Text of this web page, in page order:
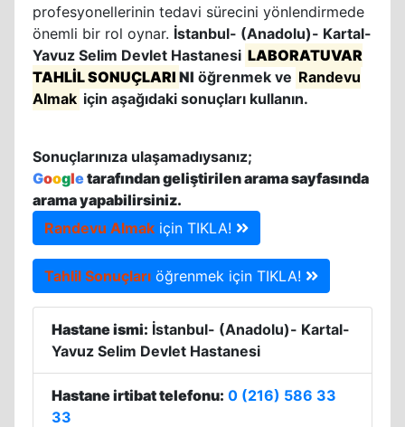
profesyonellerinin tedavi sürecini yönlendirmede
önemli bir rol oynar. İstanbul- (Anadolu)- Kartal-
Yavuz Selim Devlet Hastanesi LABORATUVAR
TAHLİL SONUÇLARI NI öğrenmek ve Randevu
Almak için aşağıdaki sonuçları kullanın.
Sonuçlarınıza ulaşamadıysanız;
Googletarafından geliştirilen arama sayfasında
arama yapabilirsiniz.
Randevu Almak için TIKLA!
Tahlil Sonuçları öğrenmek için TIKLA!
Hastane ismi: İstanbul- (Anadolu)- Kartal-
Yavuz Selim Devlet Hastanesi
Hastane irtibat telefonu: 0 (216) 586 33
33